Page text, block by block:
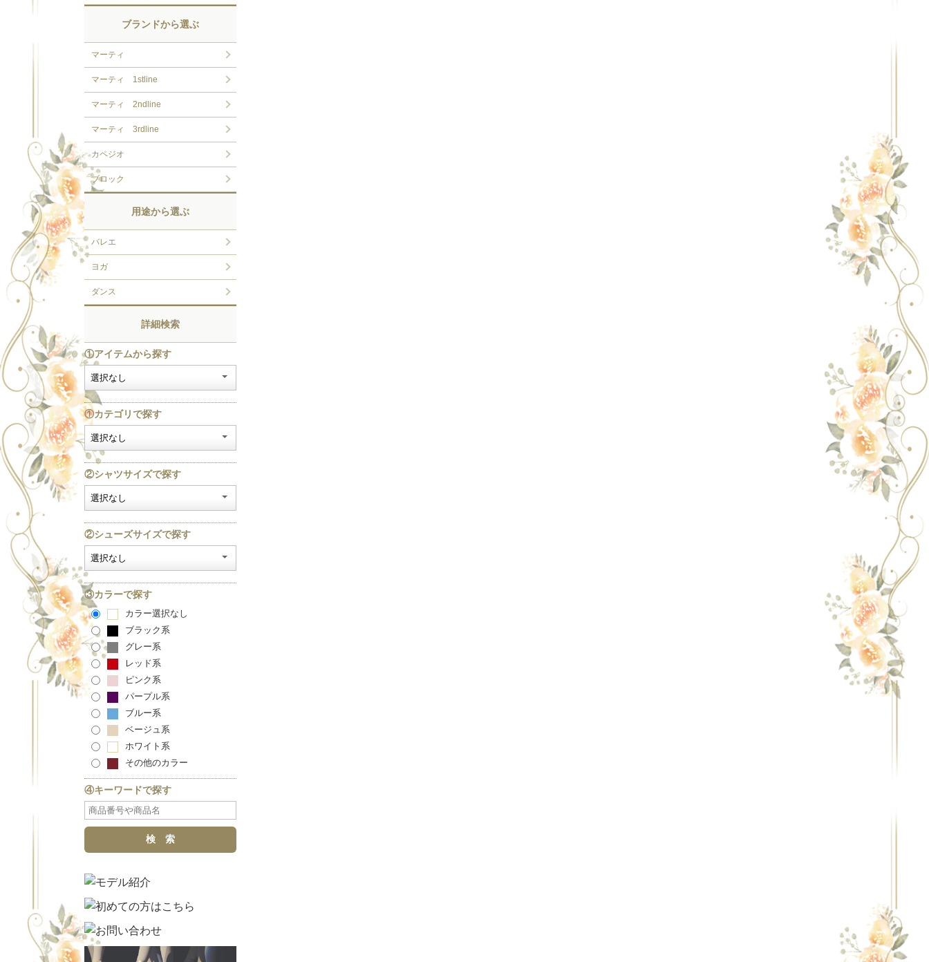
ブランドから選ぶ
マーティ
マーティ 1stline
マーティ 2ndline
マーティ 3rdline
カペジオ
ブロック
用途から選ぶ
バレエ
ヨガ
ダンス
詳細検索
①アイテムから探す
①カテゴリで探す
②シャツサイズで探す
②シューズサイズで探す
③カラーで探す
カラー選択なし
ブラック系
グレー系
レッド系
ピンク系
パープル系
ブルー系
ベージュ系
ホワイト系
その他のカラー
④キーワードで探す
検 索